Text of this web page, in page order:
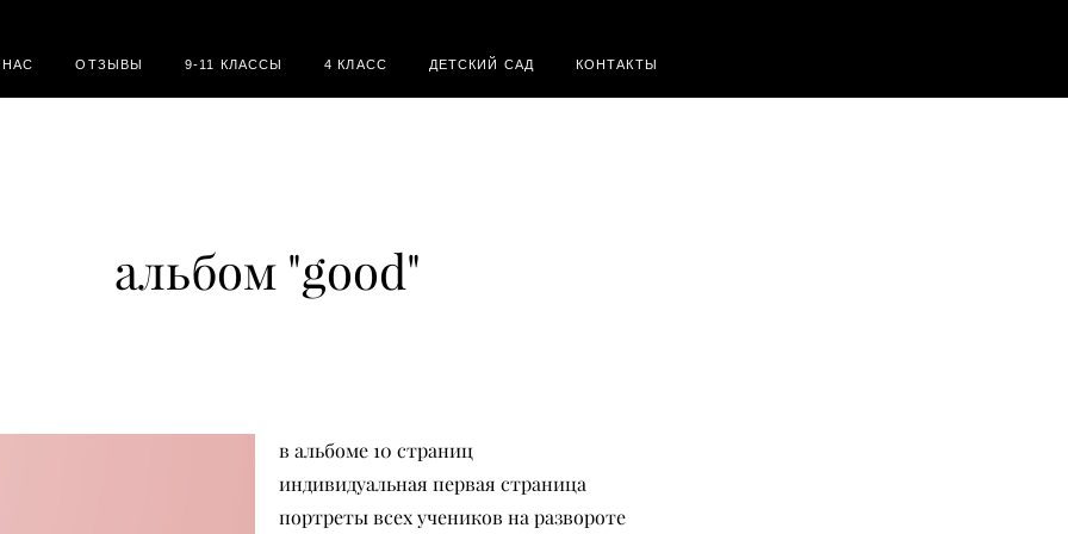
ОТЗЫВЫ 9-11 КЛАССЫ 4 КЛАСС ДЕТСКИЙ САД КОНТАКТЫ
альбом "good"
в альбоме 10 страниц
индивидуальная первая страница
портреты всех учеников на развороте